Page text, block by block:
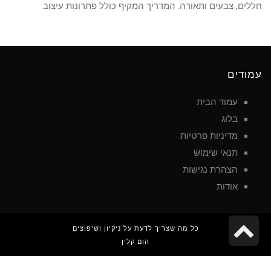
חללים, צבעים ותאורה. המדריך המקיף כולל פתרונות עיצוב
עמודים
עמוד הבית
בלוג
מדיניות פרטיות
תנאי שימוש
הצהרת נגישות
אודות
כל מה שצריך לדעת על ניקיון ושיפוצים
הום קלין
גלילה